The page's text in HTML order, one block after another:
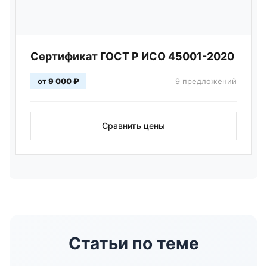
Сертификат ГОСТ Р ИСО 45001-2020
от 9 000 ₽ 9 предложений
Сравнить цены
Статьи по теме